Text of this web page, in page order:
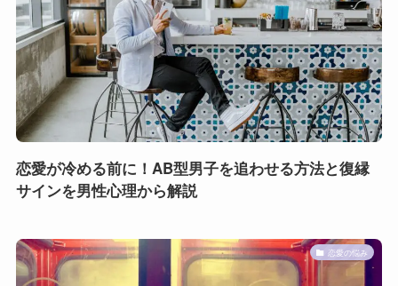
恋愛が冷める前に！AB型男子を追わせる方法と復縁
サインを男性心理から解説
恋愛の悩み